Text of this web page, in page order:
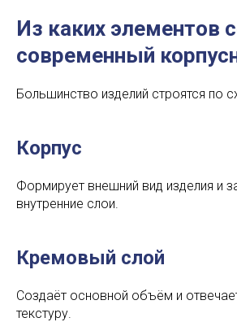
Из каких элементов
современный
Большинство изделий строятся по
Корпус
Формирует внешний вид изделия и
внутренние слои.
Кремовый слой
Создаёт основной объём и
текстуру.